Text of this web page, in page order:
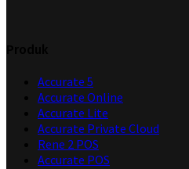
Accurate 5
Accurate Online
Accurate Lite
Accurate Private Cloud
Rene 2 POS
Accurate POS